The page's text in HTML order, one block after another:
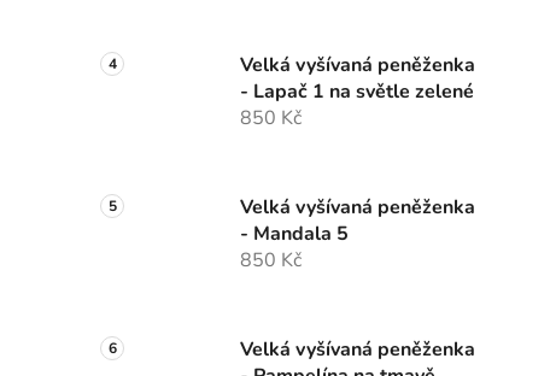
Velká vyšívaná peněženka
- Lapač 1 na světle zelené
850 Kč
Velká vyšívaná peněženka
- Mandala 5
850 Kč
Velká vyšívaná peněženka